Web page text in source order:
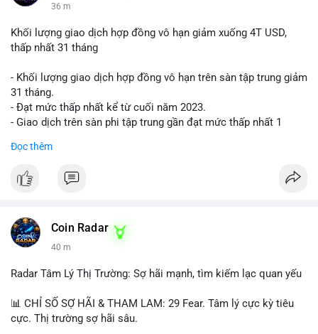
36 m
Khối lượng giao dịch hợp đồng vô hạn giảm xuống 4T USD,
thấp nhất 31 tháng
- Khối lượng giao dịch hợp đồng vô hạn trên sàn tập trung giảm
31 tháng.
- Đạt mức thấp nhất kể từ cuối năm 2023.
- Giao dịch trên sàn phi tập trung gần đạt mức thấp nhất 1
#vlikevn #titanbot
Đọc thêm
Coin Radar
40 m
Radar Tâm Lý Thị Trường: Sợ hãi mạnh, tìm kiếm lạc quan yếu
📊 CHỈ SỐ SỢ HÃI & THAM LAM: 29 Fear. Tâm lý cực kỳ tiêu
cực. Thị trường sợ hãi sâu.